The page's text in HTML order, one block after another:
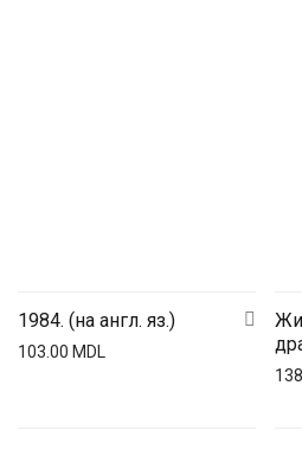
1984. (на англ. яз.)
103.00 MDL